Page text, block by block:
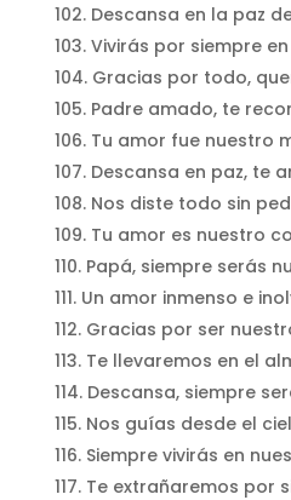
Descansa en la paz
Vivirás por siempre
Gracias por todo,
Padre amado, te
Tu amor fue nuestro
Descansa en paz, te
Nos diste todo sin
Tu amor es nuestro
Papá, siempre serás
Un amor inmenso e
Gracias por ser
Te llevaremos en el
Descansa, siempre
Nos guías desde el
Siempre vivirás en
Te extrañaremos por